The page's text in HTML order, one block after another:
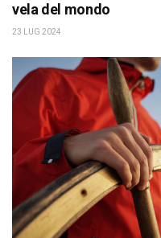
vela del mondo
23 LUG 2024